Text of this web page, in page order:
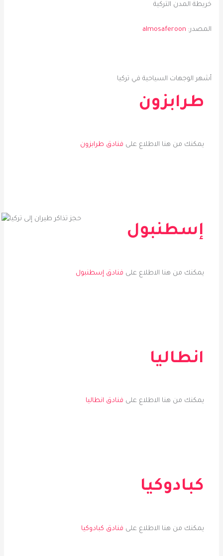
خريطة المدن التركية
المصدر: almosaferoon
أشهر الوجهات السياحية في تركيا
طرابزون
يمكنك من هنا الاطلاع على فنادق طرابزون
إسطنبول
يمكنك من هنا الاطلاع على فنادق إسطنبول
انطاليا
يمكنك من هنا الاطلاع على فنادق انطاليا
كبادوكيا
يمكنك من هنا الاطلاع على فنادق كبادوكيا